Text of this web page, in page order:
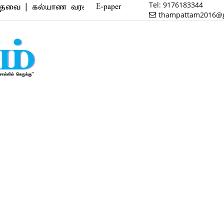
வரன் | மருத்துவம் | வணிகம் | பைனான்ஸ் |
E-paper Tel: 9176183344